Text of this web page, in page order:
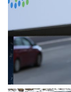
HEIMUR
Eldri kona
bera hana út